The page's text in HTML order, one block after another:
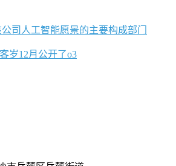
司人工智能愿景的主要构成部门
岁12月公开了o3